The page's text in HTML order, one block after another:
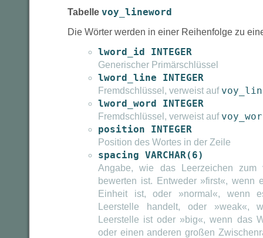
Tabelle voy_lineword
Die Wörter werden in einer Reihenfolge zu
lword_id INTEGER
Generischer Primärschlüssel
lword_line INTEGER
Fremdschlüssel, verweist auf
lword_word INTEGER
Fremdschlüssel, verweist auf
position INTEGER
Position des Wortes in der Zeile
spacing VARCHAR(6)
Angabe, wie das Leerzeichen zum
bewerten ist. Entweder »first«, wenn
Einheit ist, oder »normal«, wenn
Leerstelle handelt, oder »weak«,
Leerstelle ist oder »big«, wenn das
oder einen anderen großen